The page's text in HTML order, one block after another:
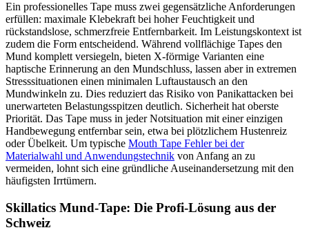
Ein professionelles Tape muss zwei gegensätzliche Anforderungen
erfüllen: maximale Klebekraft bei hoher Feuchtigkeit und
rückstandslose, schmerzfreie Entfernbarkeit. Im Leistungskontext ist
zudem die Form entscheidend. Während vollflächige Tapes den
Mund komplett versiegeln, bieten X-förmige Varianten eine
haptische Erinnerung an den Mundschluss, lassen aber in extremen
Stresssituationen einen minimalen Luftaustausch an den
Mundwinkeln zu. Dies reduziert das Risiko von Panikattacken bei
unerwarteten Belastungsspitzen deutlich. Sicherheit hat oberste
Priorität. Das Tape muss in jeder Notsituation mit einer einzigen
Handbewegung entfernbar sein, etwa bei plötzlichem Hustenreiz
oder Übelkeit. Um typische Mouth Tape Fehler bei der
Materialwahl und Anwendungstechnik von Anfang an zu
vermeiden, lohnt sich eine gründliche Auseinandersetzung mit den
häufigsten Irrtümern.
Skillatics Mund-Tape: Die Profi-Lösung aus der
Schweiz